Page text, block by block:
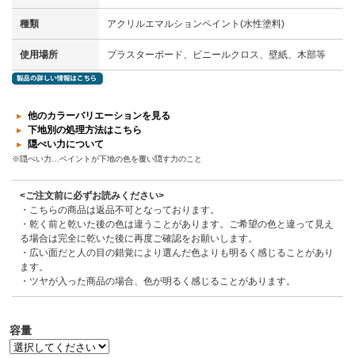
種類 アクリルエマルションペイント(水性塗料)
使用場所 プラスターボード、ビニールクロス、壁紙、木部等
他のカラーバリエーションを見る
下地別の処理方法はこちら
隠ぺい力について
※隠ぺい力…ペイントが下地の色を覆い隠す力のこと
<ご注文前に必ずお読みください>
・こちらの商品は返品不可となっております。
・乾く前と乾いた後の色は違うことがあります。ご希望の色と違って見え
る場合は完全に乾いた後に再度ご確認をお願いします。
・広い面だと人の目の錯覚により選んだ色よりも明るく感じることがあり
ます。
・ツヤが入った商品の場合、色が明るく感じることがあります。
容量